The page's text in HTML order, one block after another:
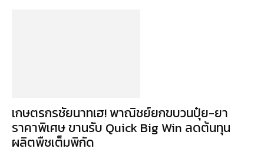
เกษตรกรชัยนาทเฮ! พาณิชย์ยกขบวนปุ๋ย-ยา
ราคาพิเศษ ขานรับ Quick Big Win ลดต้นทุน
ผลิตพืชเต็มพิกัด